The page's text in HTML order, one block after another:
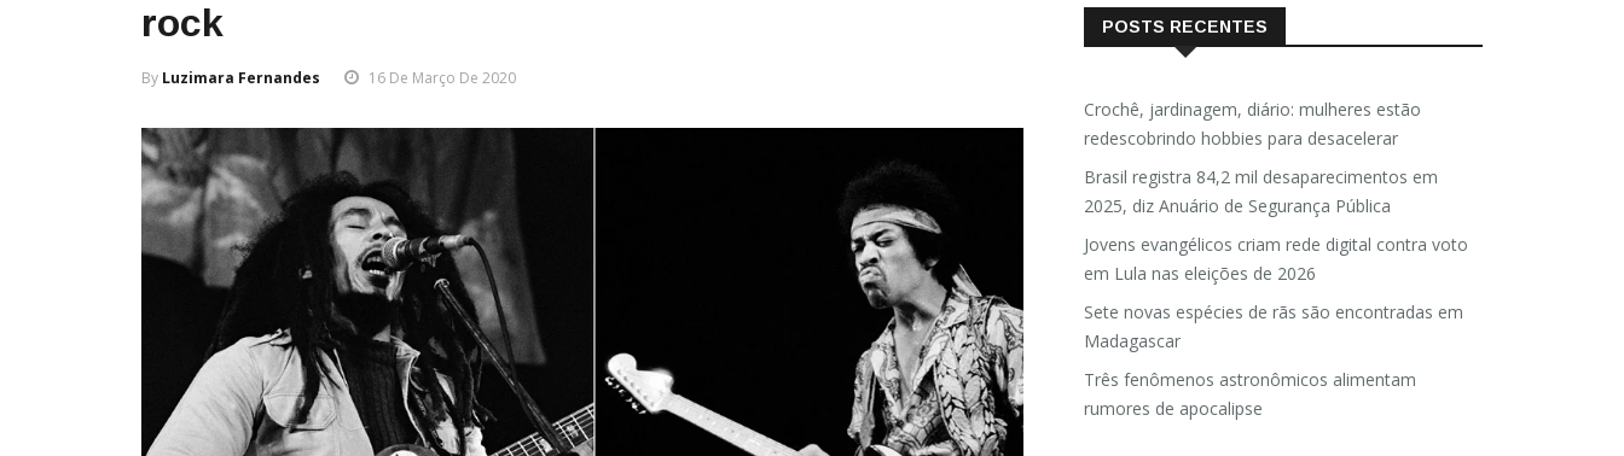
rock
By Luzimara Fernandes 16 De Março De 2020
POSTS RECENTES
Crochê, jardinagem, diário: mulheres estão
redescobrindo hobbies para desacelerar
Brasil registra 84,2 mil desaparecimentos em
2025, diz Anuário de Segurança Pública
Jovens evangélicos criam rede digital contra voto
em Lula nas eleições de 2026
Sete novas espécies de rãs são encontradas em
Madagascar
Três fenômenos astronômicos alimentam
rumores de apocalipse